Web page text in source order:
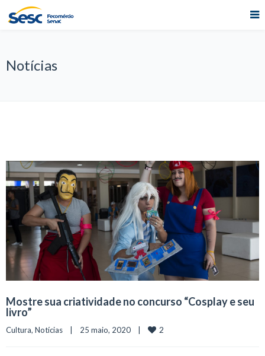
Notícias
Mostre sua criatividade no concurso “Cosplay e seu
livro”
Cultura, Notícias
    |    25 maio, 2020    |
2